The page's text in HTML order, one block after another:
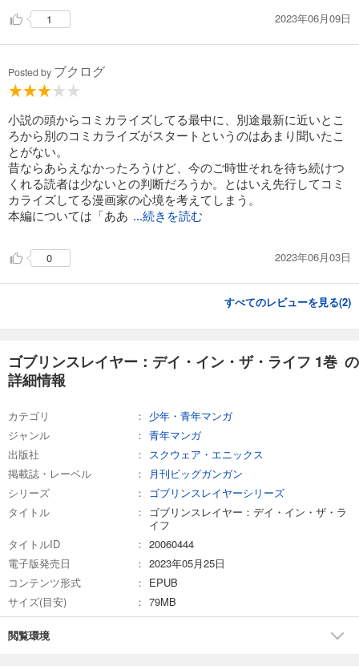
1 2023年06月09日
Posted by ブクログ
小説の頭からコミカライズしてる最中に、別途最新に近いとこ
ろから別のコミカライズがスタートというのはあまり聞いたこ
とがない。
昔ならあらえなかったろうけど、今のご時世それを待ち続けつ
くれる読者は少ないとの判断だろうか。とはいえ先行してコミ
カライズしてる漫画家の心境を考えてしまう。
本編については「ああ ...続きを読む
0 2023年06月03日
すべてのレビューを見る(2)
ゴブリンスレイヤー：デイ・イン・ザ・ライフ 1巻 の
詳細情報
カテゴリ
少年・青年マンガ
ジャンル
青年マンガ
出版社
スクウェア・エニックス
掲載誌・レーベル
月刊ビッグガンガン
シリーズ
ゴブリンスレイヤーシリーズ
タイトル
ゴブリンスレイヤー：デイ・イン・ザ・ラ
イフ
タイトルID
20060444
電子版発売日
2023年05月25日
コンテンツ形式
EPUB
サイズ(目安)
79MB
閲覧環境